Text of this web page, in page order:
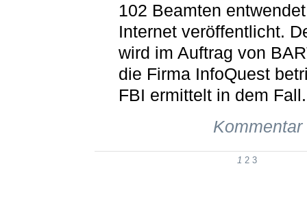
102 Beamten
Internet veröffentlicht.
wird im Auftrag von
die Firma InfoQuest
FBI ermittelt in dem Fall.
1 2 3